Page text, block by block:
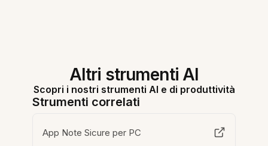
Altri strumenti AI
Scopri i nostri strumenti AI e di produttività
Strumenti correlati
App Note Sicure per PC